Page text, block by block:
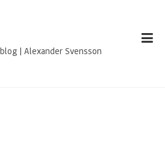
| Alexander Svensson